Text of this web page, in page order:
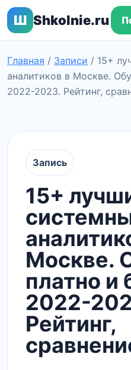
Ш Shkolnie.ru
Главная / Записи / 15+
аналитиков в Москве.
2022-2023. Рейтинг,
Запись
15+
Москве.
платно и
2022-
Рейтинг,